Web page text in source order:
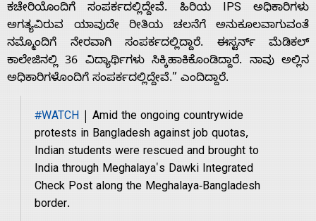
About
Us
Advertise
With
ಕಚೇರಿಯೊಂದಿಗೆ ಸಂಪರ್ಕದಲ್ಲಿದ್ದೇವೆ. ಹಿರಿಯ IPS ಅಧಿಕಾರಿಗಳು
ಅಗತ್ಯವಿರುವ ಯಾವುದೇ ರೀತಿಯ ಚಲನೆಗೆ ಅನುಕೂಲವಾಗುವಂತೆ
ನಮ್ಮೊಂದಿಗೆ ನೇರವಾಗಿ ಸಂಪರ್ಕದಲ್ಲಿದ್ದಾರೆ. ಈಸ್ಟರ್ನ್ ಮೆಡಿಕಲ್
ಕಾಲೇಜಿನಲ್ಲಿ 36 ವಿದ್ಯಾರ್ಥಿಗಳು ಸಿಕ್ಕಿಹಾಕಿಕೊಂಡಿದ್ದಾರೆ. ನಾವು ಅಲ್ಲಿನ
ಅಧಿಕಾರಿಗಳೊಂದಿಗೆ ಸಂಪರ್ಕದಲ್ಲಿದ್ದೇವೆ.” ಎಂದಿದ್ದಾರೆ.
#WATCH | Amid the ongoing countrywide
protests in Bangladesh against job quotas,
Indian students were rescued and brought to
India through Meghalaya's Dawki Integrated
Check Post along the Meghalaya-Bangladesh
border.